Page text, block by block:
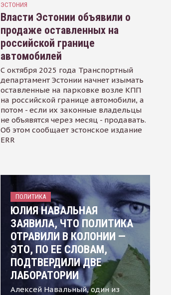
ЭСТОНИЯ
Власти Эстонии объявили о
продаже оставленных на
российской границе
автомобилей
С октября 2025 года Транспортный
департамент Эстонии начнет изымать
оставленные на парковке возле КПП
на российской границе автомобили, а
потом - если их законные владельцы
не объявятся через месяц - продавать.
Об этом сообщает эстонское издание
ERR
ПОЛИТИКА
ЮЛИЯ НАВАЛЬНАЯ
ЗАЯВИЛА, ЧТО ПОЛИТИКА
ОТРАВИЛИ В КОЛОНИИ —
ЭТО, ПО ЕЕ СЛОВАМ,
ПОДТВЕРДИЛИ ДВЕ
ЛАБОРАТОРИИ
Алексей Навальный, один из